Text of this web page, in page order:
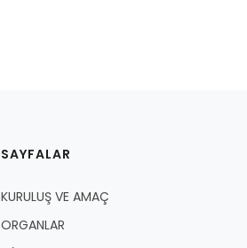
SAYFALAR
KURULUŞ VE AMAÇ
ORGANLAR